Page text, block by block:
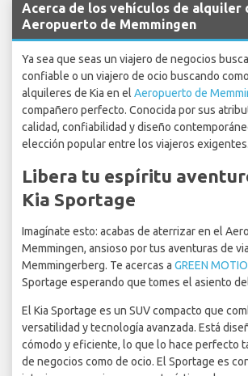
Acerca de los vehículos de alquiler
Aeropuerto de Memmingen
Ya sea que seas un viajero de negocios
confiable o un viajero de ocio buscando
alquileres de Kia en el Aeropuerto de
compañero perfecto. Conocida por sus
calidad, confiabilidad y diseño
elección popular entre los viajeros exigentes.
Libera tu espíritu
Kia Sportage
Imagínate esto: acabas de aterrizar en el
Memmingen, ansioso por tus aventuras de
Memmingerberg. Te acercas a GREEN
Sportage esperando que tomes el asiento
El Kia Sportage es un SUV compacto que
versatilidad y tecnología avanzada. Está
cómodo y eficiente, lo que lo hace perfecto
de negocios como de ocio. El Sportage es